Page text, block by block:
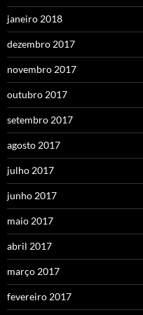
janeiro 2018
dezembro 2017
novembro 2017
outubro 2017
setembro 2017
agosto 2017
julho 2017
junho 2017
maio 2017
abril 2017
março 2017
fevereiro 2017